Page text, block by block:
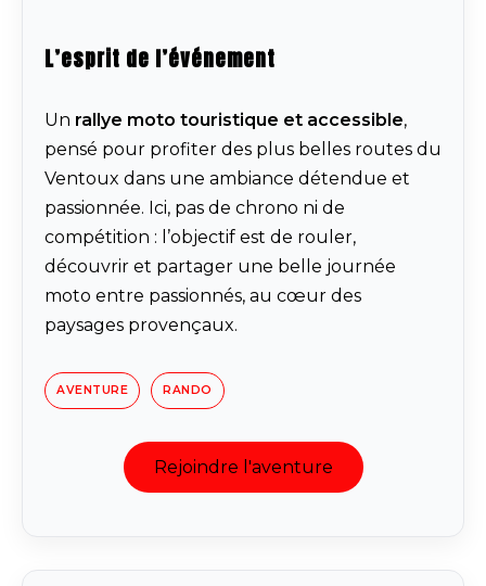
L’esprit de l’événement
Un rallye moto touristique et accessible,
pensé pour profiter des plus belles routes du
Ventoux dans une ambiance détendue et
passionnée. Ici, pas de chrono ni de
compétition : l’objectif est de rouler,
découvrir et partager une belle journée
moto entre passionnés, au cœur des
paysages provençaux.
AVENTURE RANDO
Rejoindre l'aventure